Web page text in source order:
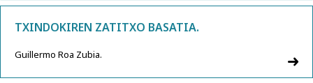
TXINDOKIREN ZATITXO BASATIA.
Guillermo Roa Zubia.